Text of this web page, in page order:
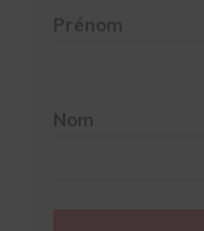
Prénom
Nom